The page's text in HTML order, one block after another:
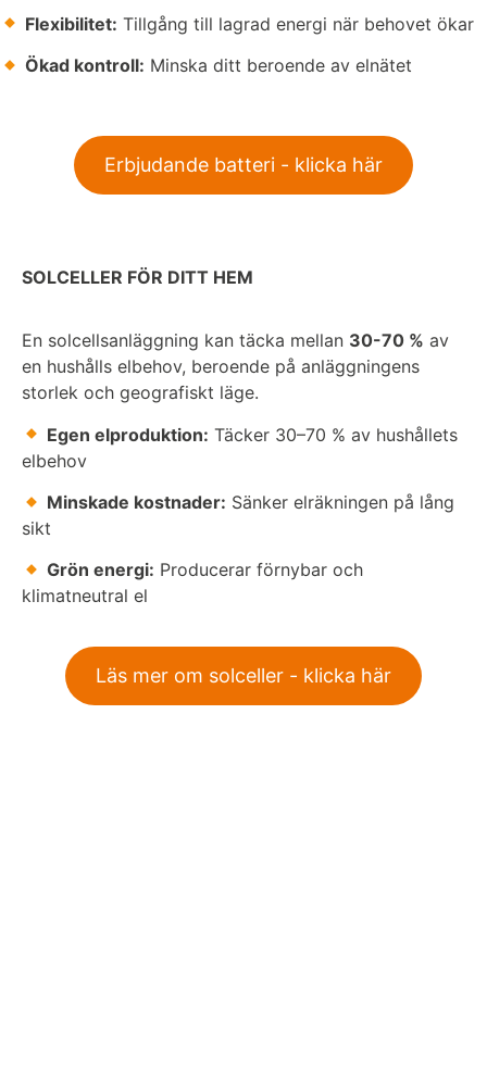
Flexibilitet: Tillgång till lagrad energi när behovet ökar
Ökad kontroll: Minska ditt beroende av elnätet
Erbjudande batteri - klicka här
SOLCELLER FÖR DITT HEM
En solcellsanläggning kan täcka mellan 30-70 % av
en hushålls elbehov, beroende på anläggningens
storlek och geografiskt läge.
Egen elproduktion: Täcker 30–70 % av hushållets
elbehov
Minskade kostnader: Sänker elräkningen på lång
sikt
Grön energi: Producerar förnybar och
klimatneutral el
Läs mer om solceller - klicka här